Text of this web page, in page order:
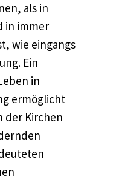
als in
in immer
wie eingangs
Ein
in
ermöglicht
der Kirchen